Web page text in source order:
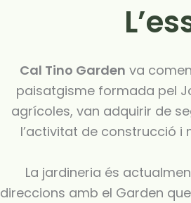
Cal Tino Garden va
paisatgisme formada pel
agrícoles, van adquirir de
l’activitat de construcció i
La jardineria és
direccions amb el Garden